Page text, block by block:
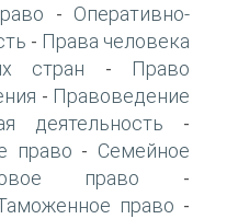
- Оперативно-
- Права человека
стран -
Право
- Правоведение
деятельность -
право - Семейное
право -
право -